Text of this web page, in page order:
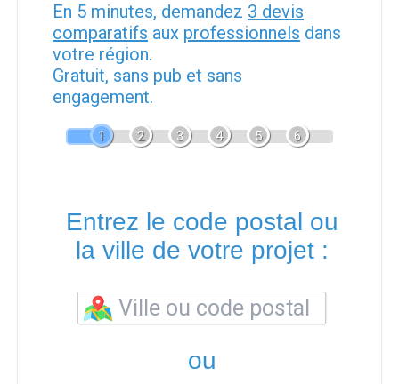
En 5 minutes, demandez 3 devis
comparatifs aux professionnels dans
votre région.
Gratuit, sans pub et sans
engagement.
1 2 3 4 5 6
Entrez le code postal ou
la ville de votre projet :
ou